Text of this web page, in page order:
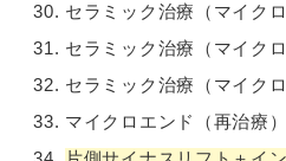
セラミック治療（マイクロ
セラミック治療（マイクロ
セラミック治療（マイクロ
マイクロエンド（再治療）